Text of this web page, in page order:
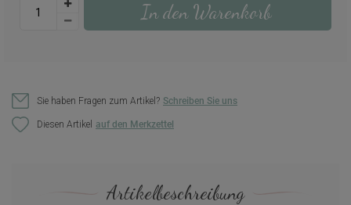
In den Warenkorb
Sie haben Fragen zum Artikel? Schreiben Sie uns
Diesen Artikel
Artikelbeschreibung